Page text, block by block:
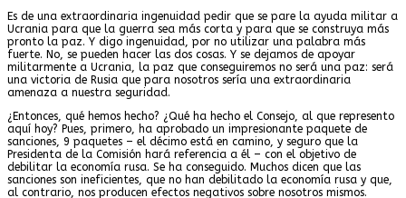
Es de una extraordinaria ingenuidad pedir que se pare la ayuda militar a
Ucrania para que la guerra sea más corta y para que se construya más
pronto la paz. Y digo ingenuidad, por no utilizar una palabra más
fuerte. No, se pueden hacer las dos cosas. Y se dejamos de apoyar
militarmente a Ucrania, la paz que conseguiremos no será una paz: será
una victoria de Rusia que para nosotros sería una extraordinaria
amenaza a nuestra seguridad.
¿Entonces, qué hemos hecho? ¿Qué ha hecho el Consejo, al que represento
aquí hoy? Pues, primero, ha aprobado un impresionante paquete de
sanciones, 9 paquetes – el décimo está en camino, y seguro que la
Presidenta de la Comisión hará referencia a él – con el objetivo de
debilitar la economía rusa. Se ha conseguido. Muchos dicen que las
sanciones son ineficientes, que no han debilitado la economía rusa y que,
al contrario, nos producen efectos negativos sobre nosotros mismos.